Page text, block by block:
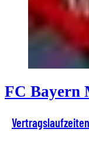
FC Bayern